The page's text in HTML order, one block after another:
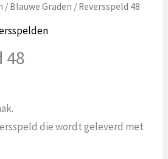
/ Blauwe Graden / Reversspeld 48
48
die wordt geleverd met